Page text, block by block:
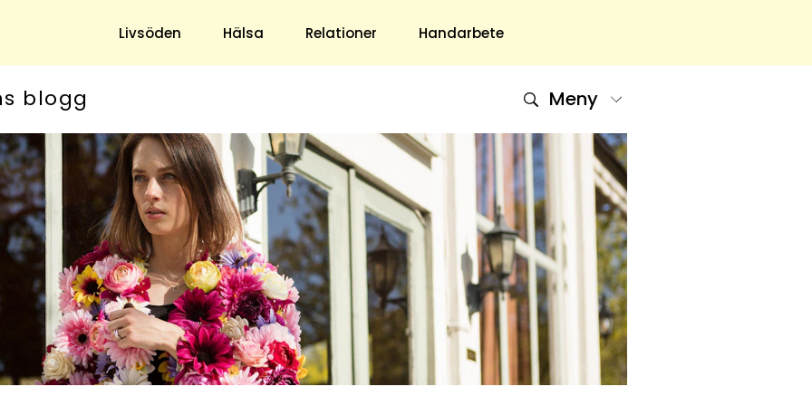
Livsöden Hälsa Relationer Handarbete
& Trädgård
Hushåll
Ekonomi
Mat & Dryck
& Antikt
DIY - Gör Det Själv
Underhållning
Nöje
TV
Horoskop
Quiz
Om Oss
Om Oss & Kontakt
Tidningar Hos Allas.se
Nyhetsbrev
Om Cookies
Integritetspolicy
Skapa Konto
Hantera Preferenser
blogg Meny